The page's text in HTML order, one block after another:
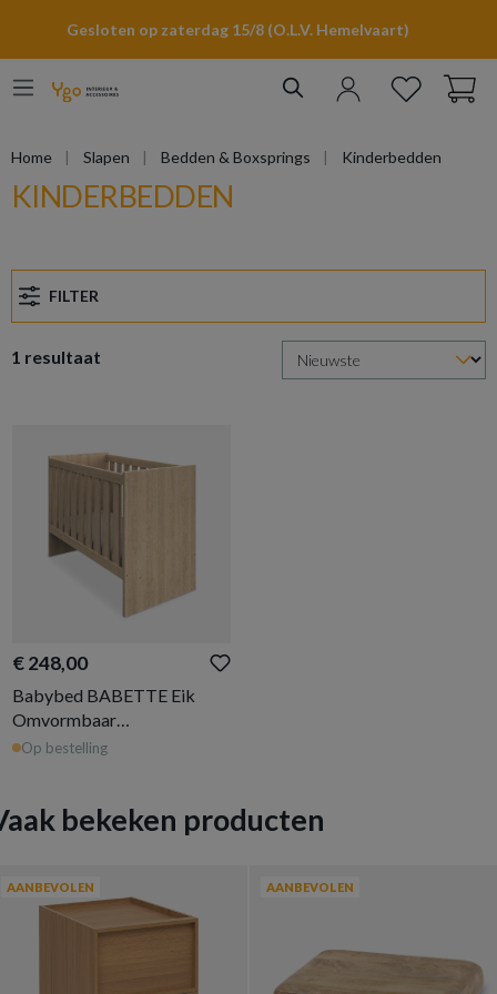
Gesloten op zaterdag 15/8 (O.L.V. Hemelvaart)
Home Slapen Bedden & Boxsprings Kinderbedden
KINDERBEDDEN
FILTER
1 resultaat
€ 248,00
Babybed BABETTE Eik
Omvormbaar
67x127/96x206
Op bestelling
bekeken producten
AANBEVOLEN AANBEVOLEN